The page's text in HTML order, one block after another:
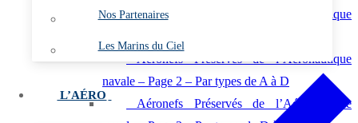
Nos Partenaires
Les Marins du Ciel
L’AÉRO
Aéronefs Préservés de l’Aéronautique
Aéronefs Préservés de l’Aéronautique
navale – Page 2 – Par types de A à D
Aéronefs Préservés de l’Aéronautique